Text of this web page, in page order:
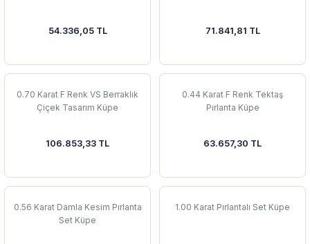
54.336,05 TL 71.841,81 TL
0.70 Karat F Renk VS Berraklık
Çiçek Tasarım Küpe
106.853,33 TL
0.44 Karat F Renk Tektaş
Pırlanta Küpe
63.657,30 TL
0.56 Karat Damla Kesim Pırlanta
Set Küpe
1.00 Karat Pırlantalı Set Küpe